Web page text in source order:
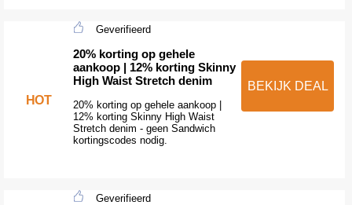
HOT
Geverifieerd
20% korting op gehele
aankoop | 12% korting Skinny
High Waist Stretch denim
20% korting op gehele aankoop |
12% korting Skinny High Waist
Stretch denim - geen Sandwich
kortingscodes nodig.
BEKIJK DEAL
Geverifieerd